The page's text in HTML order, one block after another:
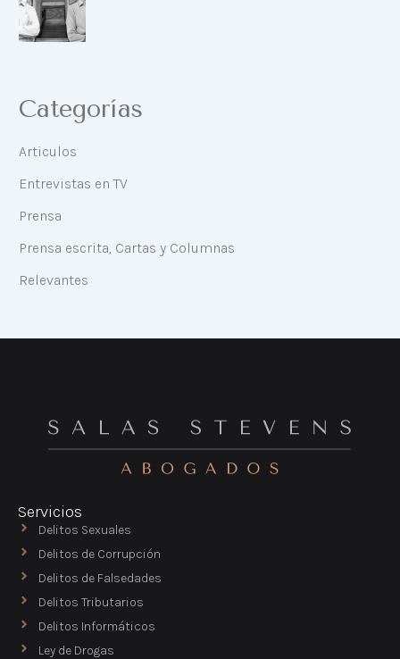
Categorías
Articulos
Entrevistas en TV
Prensa
Prensa escrita, Cartas y Columnas
Relevantes
Servicios
Delitos Sexuales
Delitos de Corrupción
Delitos de Falsedades
Delitos Tributarios
Delitos Informáticos
Ley de Drogas